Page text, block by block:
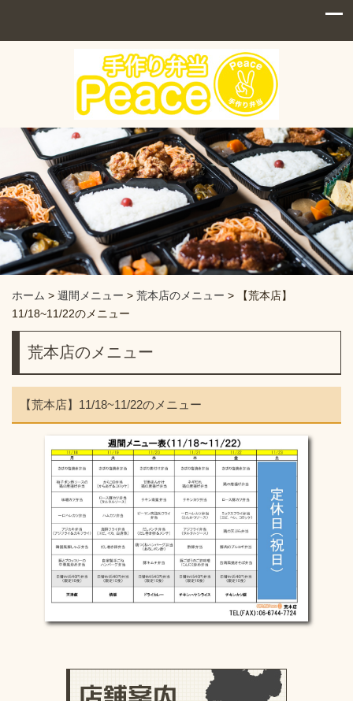
ホーム > 週間メニュー > 荒本店のメニュー >
【荒本店】
11/18~11/22のメニュー
荒本店のメニュー
【荒本店】11/18~11/22のメニュー